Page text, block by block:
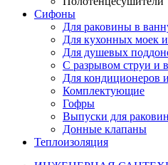
Сифоны
Для раковины в
Для кухонных моек
Для душевых
С разрывом струи и
Для кондиционеров
Комплектующие
Гофры
Выпуски для
Донные клапаны
Теплоизоляция